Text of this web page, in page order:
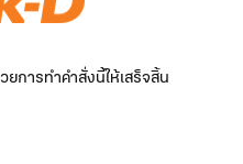
การทำคำสั่งนี้ให้เสร็จสิ้น